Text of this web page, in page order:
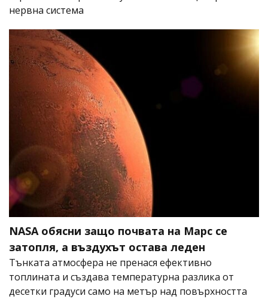
нервна система
NASA обясни защо почвата на Марс се
затопля, а въздухът остава леден
Тънката атмосфера не пренася ефективно
топлината и създава температурна разлика от
десетки градуси само на метър над повърхността